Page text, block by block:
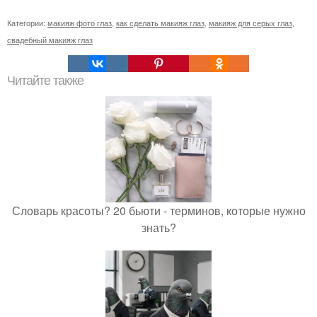
Категории: макияж фото глаз как сделать макияж глаз макияж для серых глаз
свадебный макияж глаз
Читайте также
Словарь красоты? 20 бьюти - терминов, которые нужно
знать?